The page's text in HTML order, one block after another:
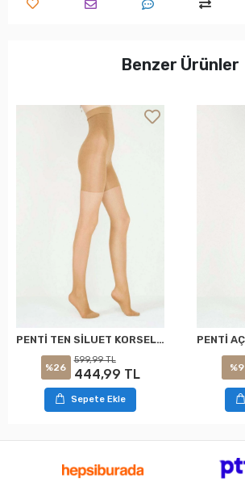
Benzer Ürünler
PENTİ TEN SİLUET KORSELİ KÜLOTLU ÇORAP XXL
%26
599,99 TL
444,99 TL
Sepete Ekle
%9